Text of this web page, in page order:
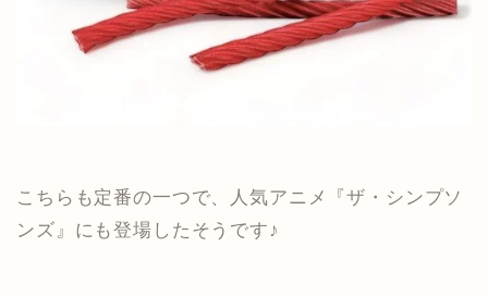
こちらも定番の一つで、人気アニメ『ザ・シンプソ
ンズ』にも登場したそうです♪